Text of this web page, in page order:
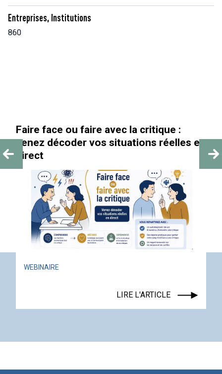
Entreprises, Institutions
860
en
« Au-delà des paillettes »
ACTUALITÉ ÉVÉNEMENT